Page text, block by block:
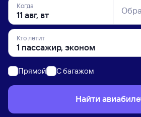
Когда
Кто летит
Прямой C багажом
Найти